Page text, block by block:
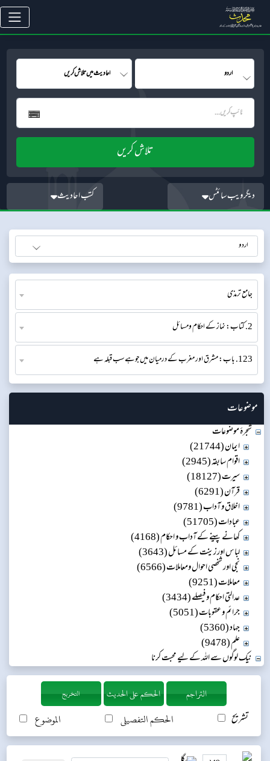
دیگر ویب سائٹس کتب احادیث
جامع ترمذی
2. كتاب: نماز کے احکام ومسائل
123. باب: مشرق اور مغرب کے درمیان میں جوہے سب قبلہ ہے​
موضوعات
شجرۂ موضوعات
ایمان (21744)
اقوام سابقہ (2945)
سیرت (18127)
قرآن (6291)
اخلاق و آداب (9781)
عبادات (51705)
کھانے پینے کے آداب و احکام (4168)
لباس اور زینت کے مسائل (3643)
نجی اور شخصی احوال ومعاملات (6566)
معاملات (9251)
عدالتی احکام و فیصلے (3434)
جرائم و عقوبات (5051)
جہاد (5360)
علم (9478)
نیک لوگوں سے اللہ کے لیے محبت کرنا
تشریح الحکم التفصیلی الموضوع
التخريج